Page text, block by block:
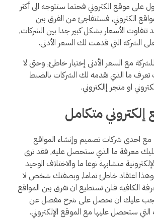
على موقع الكتروني فحتما ستتوجه الى أكثر
الكتروني, فستتفاجئ من الفرق بين
تتفاوت الأسعار بشكل كبير جدا بين الشركات,
الشركة التي قدمت لك السعر الأدنى.
مع السعر الأدنى إختيار خاطئ, وحتى لا
ما الذي تقدمه لك الشركات بالضبط
او متجر إالكتروني.
متكامل
احدى شركات تصميم وإنشاء المواقع
عليك معرفة ما الذي ستحصل عليه, فقد ترى
متشابهة نوعا ما والاختلاف الوحيد
وهذا اعتقاد خاطئ تماما, وبصفتك شخص لا
الكافية فلن تستطيع ان تفرق بين المواقع
يجب عليك ان تحصل على شرح مفصل عن
التي ستحصل عليها مع الموقع الإلكتروني.